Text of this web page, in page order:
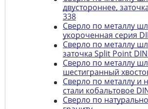
двустороннее,
338
Сверло по металлу
укороченная серия
Сверло по металлу
заточка Split Point DIN
Сверло по металлу
шестигранный
Сверло по металлу и
стали кобальтовое
Сверло по